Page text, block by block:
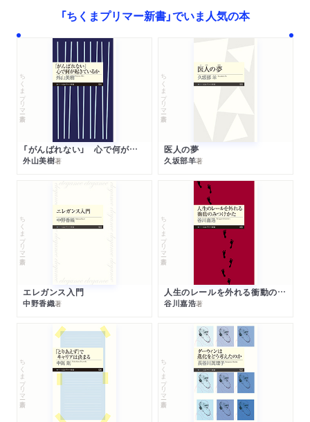
「ちくまプリマー新書」でいま人気の本
ちくまプリマー新書
「がんばれない」 心で何が起きているか
外山美樹著
ちくまプリマー新書
医人の夢
久坂部羊著
ちくまプリマー新書
エレガンス入門
中野香織著
ちくまプリマー新書
人生のレールを外れる衝動のみつけかた
谷川嘉浩著
ちくまプリマー新書 ちくまプリマー新書